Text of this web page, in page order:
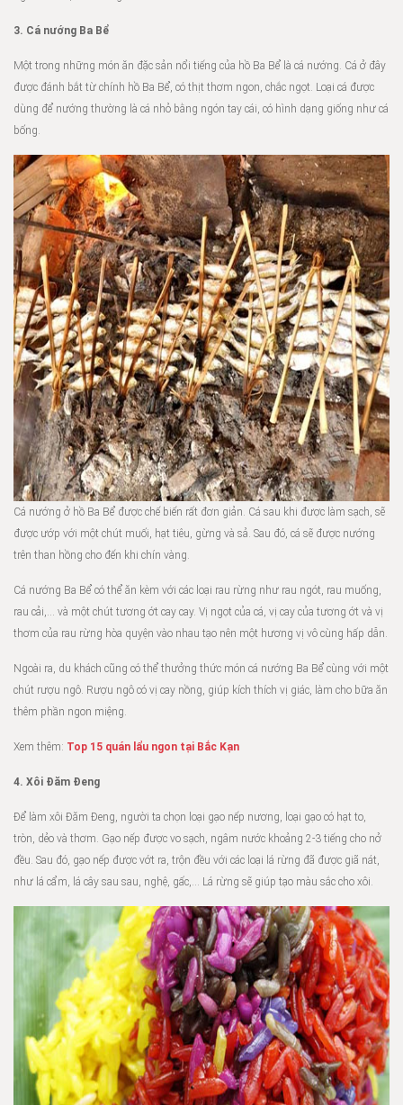
3. Cá nướng Ba Bể
Một trong những món ăn đặc sản nổi tiếng của hồ Ba Bể là cá nướng. Cá ở đây
được đánh bắt từ chính hồ Ba Bể, có thịt thơm ngon, chắc ngọt. Loại cá được
dùng để nướng thường là cá nhỏ bằng ngón tay cái, có hình dạng giống như cá
bống.
Cá nướng ở hồ Ba Bể được chế biến rất đơn giản. Cá sau khi được làm sạch, sẽ
được ướp với một chút muối, hạt tiêu, gừng và sả. Sau đó, cá sẽ được nướng
trên than hồng cho đến khi chín vàng.
Cá nướng Ba Bể có thể ăn kèm với các loại rau rừng như rau ngót, rau muống,
rau cải,… và một chút tương ớt cay cay. Vị ngọt của cá, vị cay của tương ớt và vị
thơm của rau rừng hòa quyện vào nhau tạo nên một hương vị vô cùng hấp dẫn.
Ngoài ra, du khách cũng có thể thưởng thức món cá nướng Ba Bể cùng với một
chút rượu ngô. Rượu ngô có vị cay nồng, giúp kích thích vị giác, làm cho bữa ăn
thêm phần ngon miệng.
Xem thêm: Top 15 quán lẩu ngon tại Bắc Kạn
4. Xôi Đăm Đeng
Để làm xôi Đăm Đeng, người ta chọn loại gạo nếp nương, loại gạo có hạt to,
tròn, dẻo và thơm. Gạo nếp được vo sạch, ngâm nước khoảng 2-3 tiếng cho nở
đều. Sau đó, gạo nếp được vớt ra, trộn đều với các loại lá rừng đã được giã nát,
như lá cẩm, lá cây sau sau, nghệ, gấc,… Lá rừng sẽ giúp tạo màu sắc cho xôi.